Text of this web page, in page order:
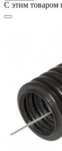
С этим товаром